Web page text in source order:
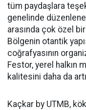
tüm paydaşlara
genelinde
arasında çok özel
Bölgenin otantik
coğrafyasının
Festor, yerel halkın
kalitesini daha da
Kaçkar by UTMB,